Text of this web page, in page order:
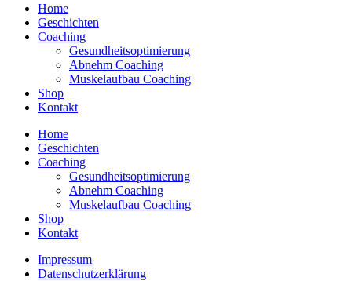
Home
Geschichten
Coaching
Gesundheitsoptimierung
Abnehm Coaching
Muskelaufbau Coaching
Shop
Kontakt
Home
Geschichten
Coaching
Gesundheitsoptimierung
Abnehm Coaching
Muskelaufbau Coaching
Shop
Kontakt
Impressum
Datenschutzerklärung